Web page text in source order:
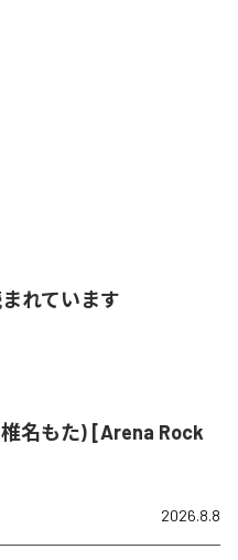
れています
名もた) [Arena Rock
2026.8.8